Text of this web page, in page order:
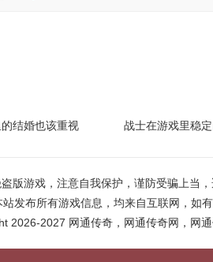
结婚也该重视
战士在游戏里稳
版游戏，注意自我保护，谨防受骗上当
站发布所有游戏信息，均来自互联网，如
2026-2027 网通传奇，网通传奇网，网